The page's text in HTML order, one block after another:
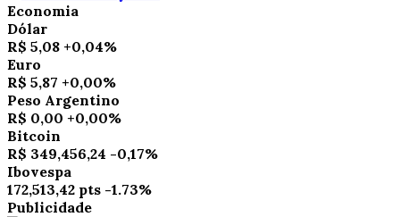
Economia
Dólar
R$ 5,08 +0,04%
Euro
R$ 5,87 +0,00%
Peso Argentino
R$ 0,00 +0,00%
Bitcoin
R$ 349,456,24 -0,17%
Ibovespa
172,513,42 pts -1.73%
Publicidade